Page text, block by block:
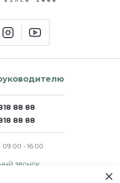
88 88
88 88
09:00 - 16:00
звонок